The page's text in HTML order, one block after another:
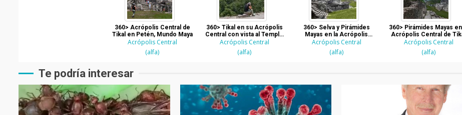
360> Acrópolis Central de
Tikal en Petén, Mundo Maya
Acrópolis Central
(alfa)
360> Tikal en su Acrópolis
Central con vista al Templo
IV
Acrópolis Central
(alfa)
360> Selva y Pirámides
Mayas en la Acrópolis
Central de Tikal
Acrópolis Central
(alfa)
360> Pirámides Mayas
Acrópolis Central de
Acrópolis Central
(alfa)
Te podría interesar